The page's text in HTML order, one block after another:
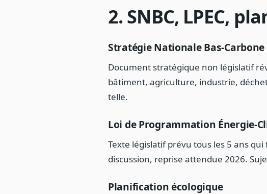
2. SNBC, LPEC,
Stratégie Nationale Bas-Carbone
Document stratégique non législatif
bâtiment, agriculture, industrie,
telle.
Loi de Programmation Énergie-
Texte législatif prévu tous les 5 ans
discussion, reprise attendue 2026.
Planification écologique